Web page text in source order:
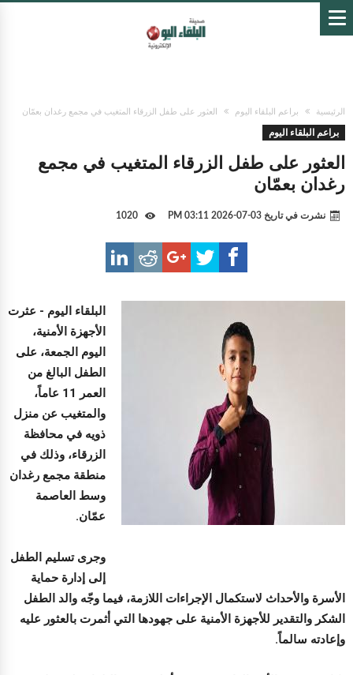
الرئيسية براعم البلقاء اليوم العثور على طفل الزرقاء المتغيب في مجمع رغدان بعمّان
براعم البلقاء اليوم
العثور على طفل الزرقاء المتغيب في مجمع
رغدان بعمّان
نشرت في تاريخ 03-07-2026 03:11 PM
البلقاء اليوم - عثرت
الأجهزة الأمنية،
اليوم الجمعة، على
الطفل البالغ من
العمر 11 عاماً،
والمتغيب عن منزل
ذويه في محافظة
الزرقاء، وذلك في
منطقة مجمع رغدان
وسط العاصمة
عمّان.
وجرى تسليم الطفل
إلى إدارة حماية
الأسرة والأحداث لاستكمال الإجراءات اللازمة، فيما وجّه والد الطفل
الشكر والتقدير للأجهزة الأمنية على جهودها التي أثمرت بالعثور عليه
وإعادته سالماً.